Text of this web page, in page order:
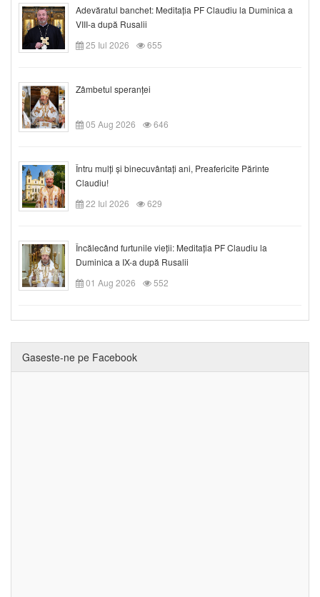
Adevăratul banchet: Meditația PF Claudiu la Duminica a
VIII-a după Rusalii
25 Iul 2026
655
Zâmbetul speranței
05 Aug 2026 646
Întru mulți și binecuvântați ani, Preafericite Părinte
Claudiu!
22 Iul 2026
629
Încălecând furtunile vieții: Meditația PF Claudiu la
Duminica a IX-a după Rusalii
01 Aug 2026
552
Gaseste-ne pe Facebook